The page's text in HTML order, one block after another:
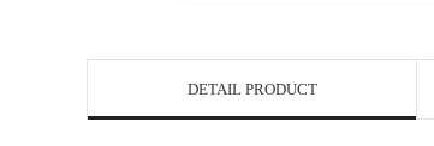
DETAIL PRODUCT